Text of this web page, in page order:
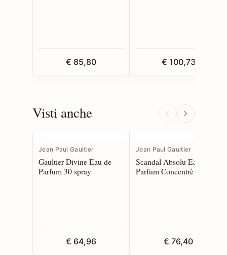
€ 85,80 € 100,73
Visti anche
Jean Paul Gaultier
Gaultier Divine Eau de
Parfum 30 spray
€ 64,96
Jean Paul Gaultier
Scandal Absolu Eau de
Parfum Concentrè 30
€ 76,40